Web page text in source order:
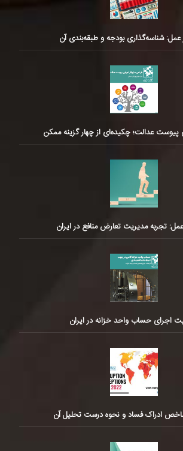
پیوست عدالت؛ چکیده‌ای از چهار گزینه ممکن
اجرای حساب واحد خزانه در ایران
ادراک فساد و نحوه درست تحلیل آن